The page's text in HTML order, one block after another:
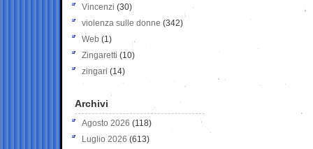
Vincenzi (30)
violenza sulle donne (342)
Web (1)
Zingaretti (10)
zingari (14)
Archivi
Agosto 2026 (118)
Luglio 2026 (613)